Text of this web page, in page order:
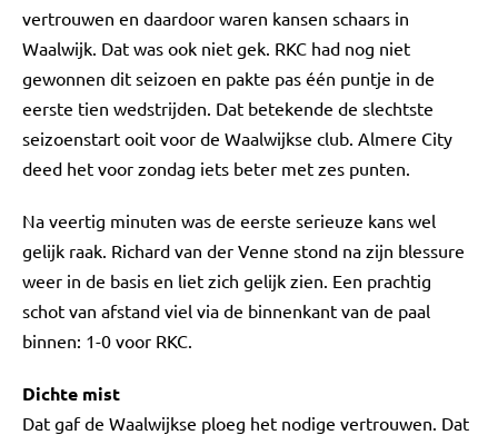
vertrouwen en daardoor waren kansen schaars in
Waalwijk. Dat was ook niet gek. RKC had nog niet
gewonnen dit seizoen en pakte pas één puntje in de
eerste tien wedstrijden. Dat betekende de slechtste
seizoenstart ooit voor de Waalwijkse club. Almere City
deed het voor zondag iets beter met zes punten.
Na veertig minuten was de eerste serieuze kans wel
gelijk raak. Richard van der Venne stond na zijn blessure
weer in de basis en liet zich gelijk zien. Een prachtig
schot van afstand viel via de binnenkant van de paal
binnen: 1-0 voor RKC.
Dichte mist
Dat gaf de Waalwijkse ploeg het nodige vertrouwen. Dat